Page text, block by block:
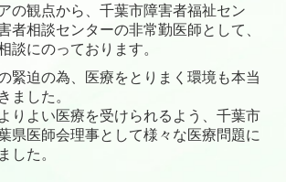
の観点から、千葉市障害者福祉セン
者相談センターの非常勤医師として、
談にのっております。
緊迫の為、医療をとりまく環境も本当
ました。
りよい医療を受けられるよう、千葉市
県医師会理事として様々な医療問題に
した。